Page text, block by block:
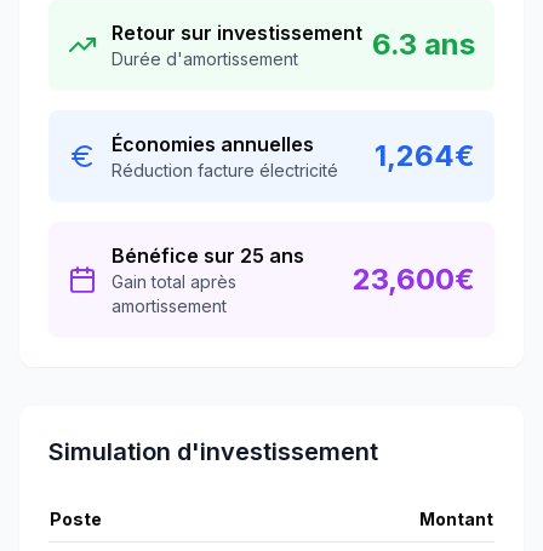
Retour sur investissement
Durée d'amortissement 6.3 ans
Économies annuelles
Réduction facture électricité 1,264€
Bénéfice sur 25 ans
Gain total après
amortissement
23,600€
Simulation d'investissement
Poste Montant